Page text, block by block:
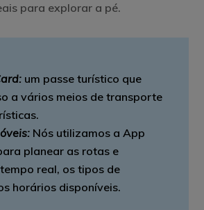
para explorar a pé.
um passe turístico que
a vários meios de transporte
Nós utilizamos a App
planear as rotas e
real, os tipos de
horários disponíveis.